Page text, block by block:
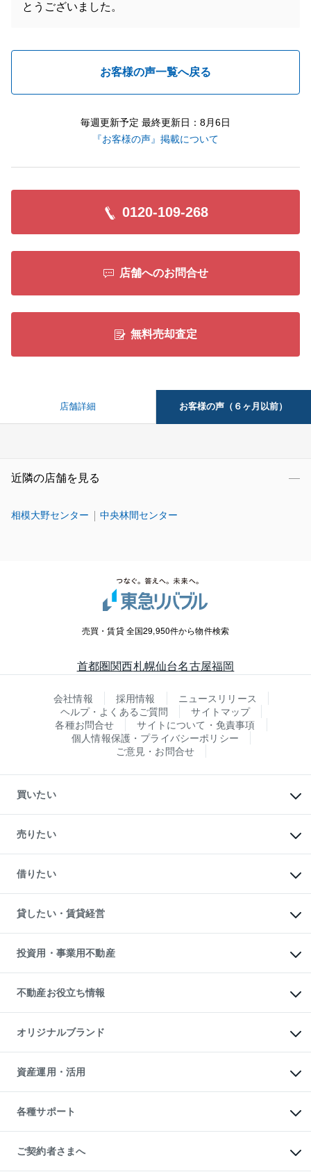
とうございました。
お客様の声一覧へ戻る
毎週更新予定 最終更新日：8月6日
『お客様の声』掲載について
0120-109-268
店舗へのお問合せ
無料売却査定
店舗詳細 お客様の声（６ヶ月以前）
近隣の店舗を見る
相模大野センター 中央林間センター
売買・賃貸 全国29,950件から物件検索
首都圏関西札幌仙台名古屋福岡
会社情報 採用情報
ニュースリリース
ヘルプ・よくあるご質問
サイトマップ
各種お問合せ
サイトについて・免責事項
個人情報保護・プライバシーポリシー
ご意見・お問合せ
買いたい
新築・分譲マンションの購入
中古マンションの購入
一戸建ての購入
中古一戸建ての購入
不動産購入の流れ
注目キーワード物件特集
購入ガイド
English 繁体中文簡体中文
売りたい
一戸建ての売却・査定
土地の売却・査定
スピードAI査定
不動産査定について
不動産売却の流れ
不動産買換えの流れ
売却ガイド
借りたい
オフィス・店舗の賃貸
借りるときの流れ
借りるガイド
貸したい・賃貸経営
マンション賃料データ
賃貸管理プラン
リロケーションについて
貸すガイド
投資用・事業用不動産
事業用不動産
マンション投資
投資用マンション
アパート経営
収益物件
ビル購入（ビル一棟）
投資用不動産の売却査定
事業用不動産の売却査定
不動産お役立ち情報
マンションライブラリー
人気マンションランキング
暮らしに役立つ不動産メディア
不動産相場・不動産価格情報
不動産コラム・ニュース
不動産用語集
不動産なんでもネット相談室
住まいの税金
オリジナルブランド
一棟リノベーションマンション
L`GENTE（ルジェンテ）
区分リノベーションマンション
投資用一棟レジデンスWELL
不動産小口投資
LEGACIA（レガシア）
資産運用・活用
不動産M&A
アセットマネジメント・出資
各種サポート
相続サポート
リフォームサポート
ご契約者さまへ